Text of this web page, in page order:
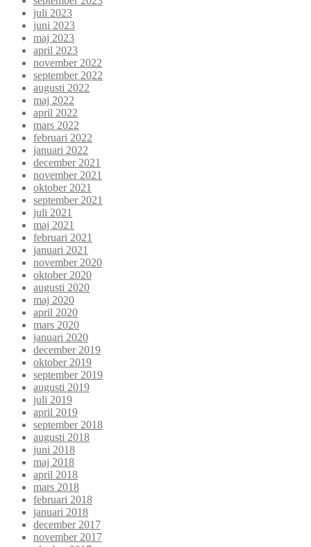
juli 2023
juni 2023
maj 2023
april 2023
november 2022
september 2022
augusti 2022
maj 2022
april 2022
mars 2022
februari 2022
januari 2022
december 2021
november 2021
oktober 2021
september 2021
juli 2021
maj 2021
februari 2021
januari 2021
november 2020
oktober 2020
augusti 2020
maj 2020
april 2020
mars 2020
januari 2020
december 2019
oktober 2019
september 2019
augusti 2019
juli 2019
april 2019
september 2018
augusti 2018
juni 2018
maj 2018
april 2018
mars 2018
februari 2018
januari 2018
december 2017
november 2017